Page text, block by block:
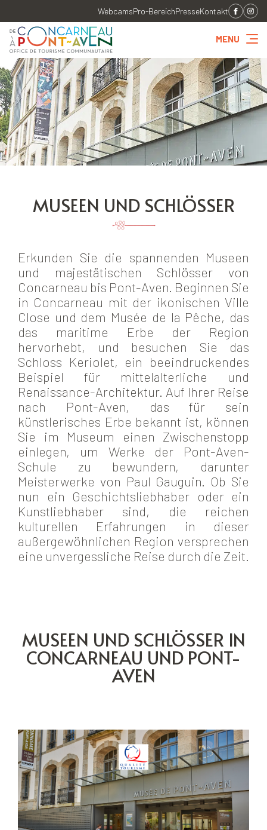
WebcamsPro-BereichPresseKontakt
MENU
MUSEEN UND SCHLÖSSER
Erkunden Sie die spannenden Museen
und majestätischen Schlösser von
Concarneau bis Pont-Aven. Beginnen Sie
in Concarneau mit der ikonischen Ville
Close und dem Musée de la Pêche, das
das maritime Erbe der Region
hervorhebt, und besuchen Sie das
Schloss Keriolet, ein beeindruckendes
Beispiel für mittelalterliche und
Renaissance-Architektur. Auf Ihrer Reise
nach Pont-Aven, das für sein
künstlerisches Erbe bekannt ist, können
Sie im Museum einen Zwischenstopp
einlegen, um Werke der Pont-Aven-
Schule zu bewundern, darunter
Meisterwerke von Paul Gauguin. Ob Sie
nun ein Geschichtsliebhaber oder ein
Kunstliebhaber sind, die reichen
kulturellen Erfahrungen in dieser
außergewöhnlichen Region versprechen
eine unvergessliche Reise durch die Zeit.
MUSEEN UND SCHLÖSSER IN
CONCARNEAU UND PONT-
AVEN